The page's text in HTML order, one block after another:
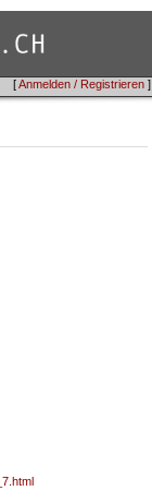
[Anmelden / Registrieren ]